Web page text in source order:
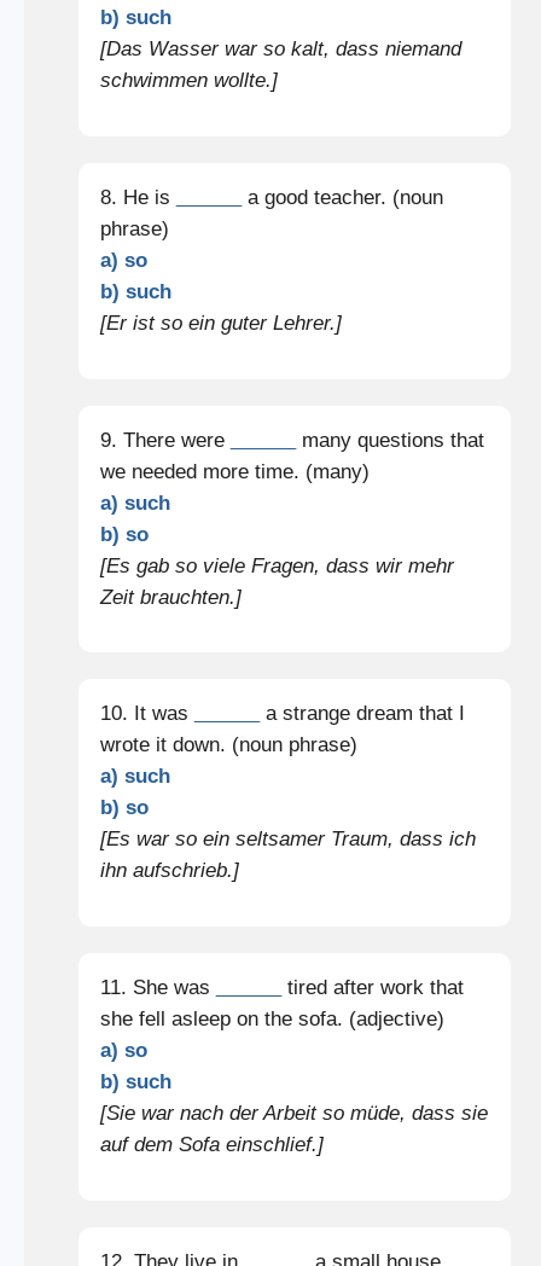
b) such
[Das Wasser war so kalt, dass niemand
schwimmen wollte.]
8. He is
a good teacher. (noun
phrase)
a) so
b) such
[Er ist so ein guter Lehrer.]
9. There were
many questions that
we needed more time. (many)
a) such
b) so
[Es gab so viele Fragen, dass wir mehr
Zeit brauchten.]
10. It was
a strange dream that I
wrote it down. (noun phrase)
a) such
b) so
[Es war so ein seltsamer Traum, dass ich
ihn aufschrieb.]
11. She was
tired after work that
she fell asleep on the sofa. (adjective)
a) so
b) such
[Sie war nach der Arbeit so müde, dass sie
auf dem Sofa einschlief.]
12. They live in a small house.